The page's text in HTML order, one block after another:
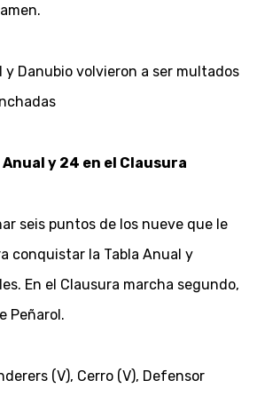
y 24 en el Clausura
seis puntos de los nueve que le
conquistar la Tabla Anual y
En el Clausura marcha segundo,
Peñarol.
(V), Cerro (V), Defensor